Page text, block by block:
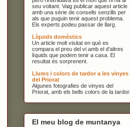
seu voltant. Vaig publicar aquest article
amb una sèrie de consells senzills per
als que puguin tenir aquest problema.
Els experts podeu passar de llarg.
Líquids domèstics
Un article molt visitat en què es
compara el preu del vi amb el d'altres
líquids que podem tenir a casa. El
resultat és sorprenent.
Llums i colors de tardor a les vinyes
del Priorat
Algunes fotografies de vinyes del
Priorat, amb els bells colors de la tardor.
El meu blog de muntanya